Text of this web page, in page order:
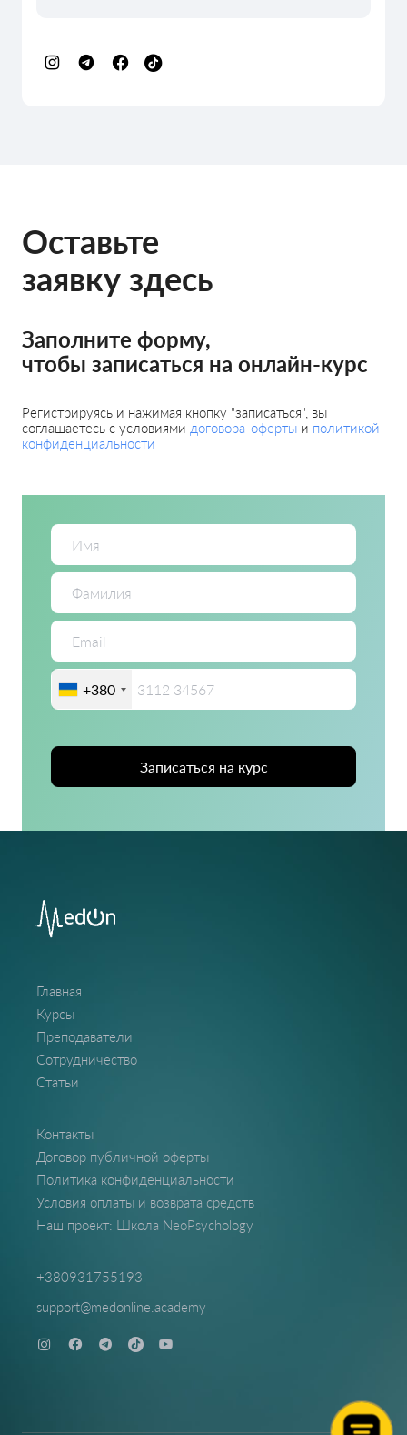
Оставьте
заявку здесь
Заполните форму,
чтобы записаться на онлайн-курс
Регистрируясь и нажимая кнопку "записаться", вы
соглашаетесь с условиями договора-оферты и политикой
конфиденциальности
+380
Записаться на курс
Главная
Курсы
Преподаватели
Сотрудничество
Статьи
Контакты
Договор публичной оферты
Политика конфиденциальности
Условия оплаты и возврата средств
Наш проект: Школа NeoPsychology
+380931755193
support@medonline.academy